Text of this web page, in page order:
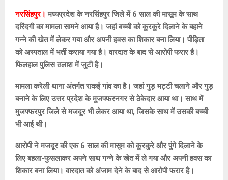
नरसिंहपुर। मध्यप्रदेश के नरसिंहपुर जिले में 6 साल की मासूम के साथ
दरिंदगी का मामला सामने आया है। जहां बच्ची को कुरकुरे दिलाने के बहाने
गन्ने की खेत में लेकर गया और अपनी हवस का शिकार बना लिया। पीड़िता
को अस्पताल में भर्ती कराया गया है। वारदात के बाद से आरोपी फरार है।
फिलहाल पुलिस तलाश में जुटी है।
मामला करेली थाना अंतर्गत राकई गांव का है। जहां गुड़ भट्टी चलाने और गुड़
बनाने के लिए उत्तर प्रदेश के मुजफ्फरनगर से ठेकेदार आया था। साथ में
मुजफ्फरपुर जिले से मजदूर भी लेकर आया था, जिसके साथ में उसकी बच्ची
भी आई थी।
आरोपी ने मजदूर की एक 6 साल की मासूम को कुरकुरे और पुंगे दिलाने के
लिए बहला-फुसलाकर अपने साथ गन्ने के खेत में ले गया और अपनी हवस का
शिकार बना लिया। वारदात को अंजाम देने के बाद से आरोपी फरार है।